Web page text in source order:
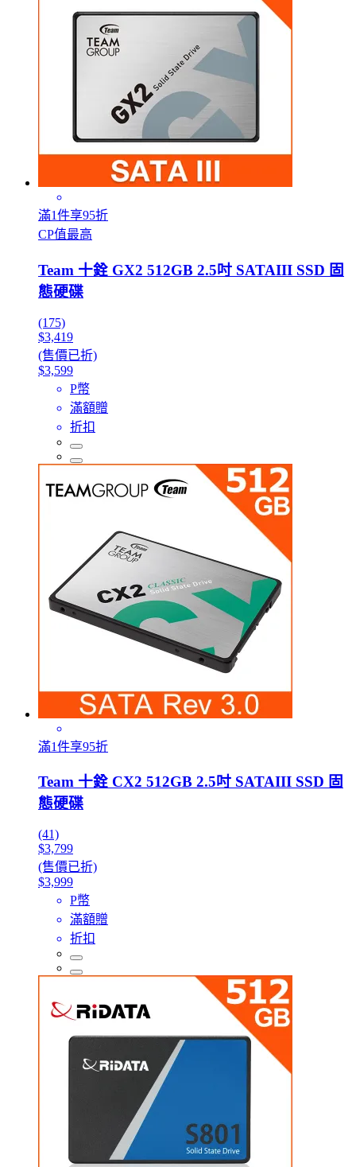
滿1件享95折
CP值最高
Team 十銓 GX2 512GB 2.5吋 SATAIII SSD 固
態硬碟
(175)
$3,419
(售價已折)
$3,599
P幣
滿額贈
折扣
滿1件享95折
Team 十銓 CX2 512GB 2.5吋 SATAIII SSD 固
態硬碟
(41)
$3,799
(售價已折)
$3,999
P幣
滿額贈
折扣